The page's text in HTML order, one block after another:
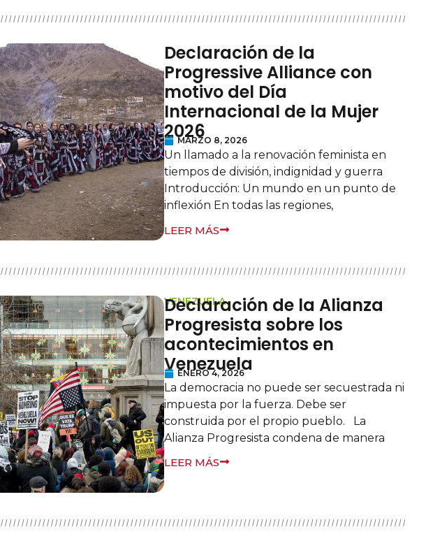
Declaración de la
Progressive Alliance con
motivo del Día
Internacional de la Mujer
2026
MARZO 8, 2026
Un llamado a la renovación feminista en
tiempos de división, indignidad y guerra
Introducción: Un mundo en un punto de
inflexión En todas las regiones,
LEER MÁS
VENEZUELA
Declaración de la Alianza
Progresista sobre los
acontecimientos en
Venezuela
ENERO 4, 2026
La democracia no puede ser secuestrada ni
impuesta por la fuerza. Debe ser
construida por el propio pueblo. La
Alianza Progresista condena de manera
LEER MÁS